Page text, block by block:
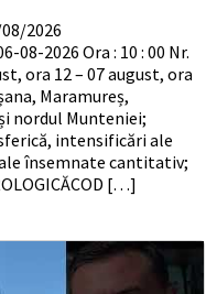
2026
08-2026 Ora : 10 : 00 Nr.
ora 12 – 07 august, ora
Maramureș,
nordul Munteniei;
intensificări ale
însemnate cantitativ;
[…]